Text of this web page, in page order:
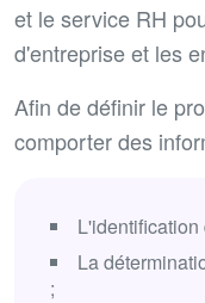
et le service RH
d'entreprise et les
Afin de définir le
comporter des
La
;